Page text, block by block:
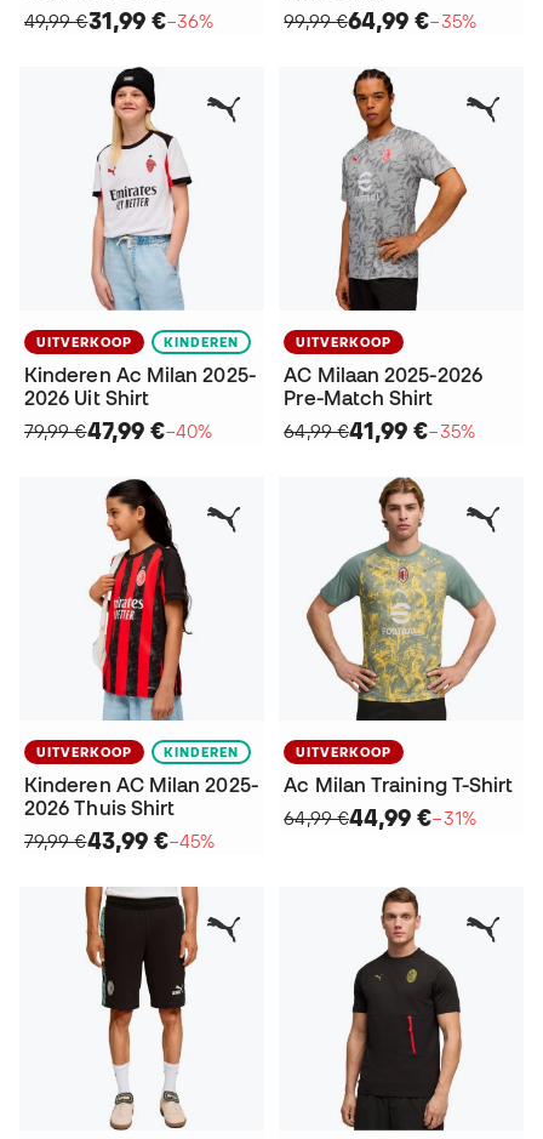
49,99 €31,99 €−36%
99,99 €64,99 €−35%
UITVERKOOP KINDEREN
Kinderen Ac Milan 2025-
2026 Uit Shirt
79,99 €47,99 €−40%
UITVERKOOP
AC Milaan 2025-2026
Pre-Match Shirt
64,99 €41,99 €−35%
UITVERKOOP KINDEREN
Kinderen AC Milan 2025-
2026 Thuis Shirt
79,99 €43,99 €−45%
UITVERKOOP
Ac Milan Training T-Shirt
64,99 €44,99 €−31%